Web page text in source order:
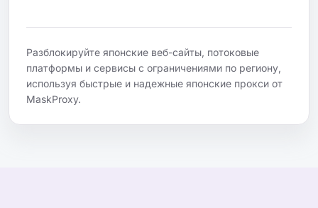
Разблокируйте японские веб-сайты, потоковые
платформы и сервисы с ограничениями по региону,
используя быстрые и надежные японские прокси от
MaskProxy.